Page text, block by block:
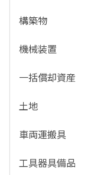
構築物
機械装置
一括償却資産
土地
車両運搬具
工具器具備品